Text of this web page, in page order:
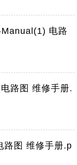
电路
路图 维修手册.
图 维修手册.p